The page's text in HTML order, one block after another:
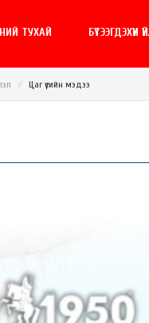
ТУХАЙ БҮТЭЭГДЭХҮҮН
Цаг үеийн мэдээ